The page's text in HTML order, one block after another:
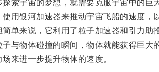
宇宙的梦想，就需要克服宇宙中的巨
银河加速器来推动宇宙飞船的速度，
来说，它利用了粒子加速器和引力助
物体碰撞的瞬间，物体就能获得巨大的
进一步提升物体的速度。